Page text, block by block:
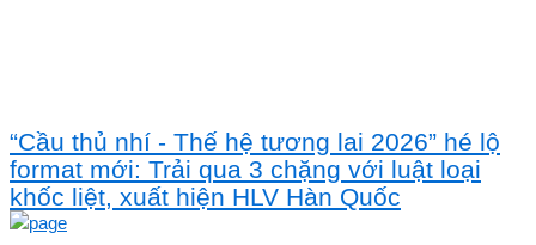
“Cầu thủ nhí - Thế hệ tương lai 2026” hé lộ
format mới: Trải qua 3 chặng với luật loại
khốc liệt, xuất hiện HLV Hàn Quốc